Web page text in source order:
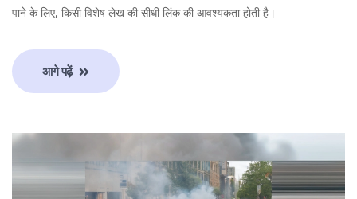
पाने के लिए, किसी विशेष लेख की सीधी लिंक की आवश्यकता होती है।
आगे पढ़ें